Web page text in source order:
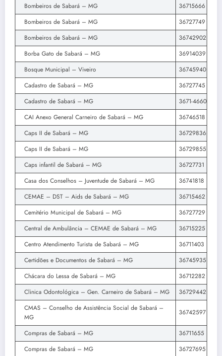
Bombeiros de Sabará – MG
36715666
Bombeiros de Sabará – MG
36727749
Bombeiros de Sabará – MG
36742902
Borba Gato de Sabará – MG
36914039
Bosque Municipal – Viveiro
36745940
Cadastro de Sabará – MG
36727745
Cadastro de Sabará – MG
3671-4660
CAI Anexo General Carneiro de Sabará – MG
36746518
Caps II de Sabará – MG
36729836
Caps II de Sabará – MG
36729855
Caps infantil de Sabará – MG
36727731
Casa dos Conselhos – Juventude de Sabará – MG
36741818
CEMAE – DST – Aids de Sabará – MG
36715462
Cemitério Municipal de Sabará – MG
36727729
Central de Ambulância – CEMAE de Sabará – MG
36715225
Centro Atendimento Turista de Sabará – MG
36711403
Certidões e Documentos de Sabará – MG
36745935
Chácara do Lessa de Sabará – MG
36712282
Clinica Odontológica – Gen. Carneiro de Sabará – MG
36729442
CMAS – Conselho de Assistência Social de Sabará –
MG
36742597
Compras de Sabará – MG
36711655
Compras de Sabará – MG
36727695